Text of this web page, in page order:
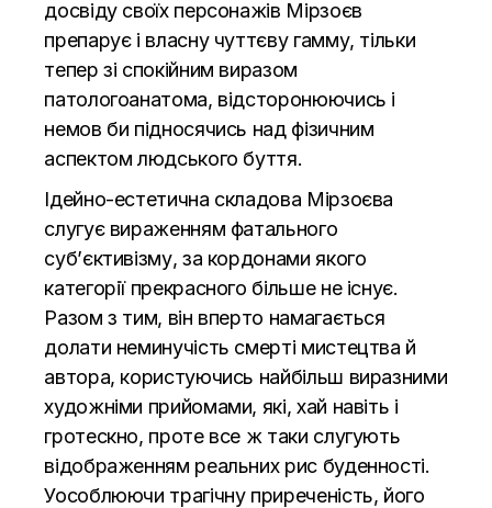
досвіду своїх персонажів Мірзоєв
препарує і власну чуттєву гамму, тільки
тепер зі спокійним виразом
патологоанатома, відсторонюючись і
немов би підносячись над фізичним
аспектом людського буття.
Ідейно-естетична складова Мірзоєва
слугує вираженням фатального
суб’єктивізму, за кордонами якого
категорії прекрасного більше не існує.
Разом з тим, він вперто намагається
долати неминучість смерті мистецтва й
автора, користуючись найбільш виразними
художніми прийомами, які, хай навіть і
гротескно, проте все ж таки слугують
відображенням реальних рис буденності.
Уособлюючи трагічну приреченість, його